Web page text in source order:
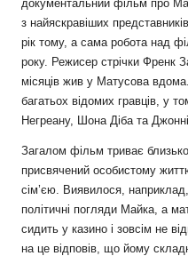
документальний фільм про
з найяскравіших
рік тому, а сама робота над
року. Режисер стрічки Френк
місяців жив у Матусова
багатьох відомих гравців, у
Негреану, Шона Діба та
Загалом фільм триває
присвячений особистому
сім’єю. Виявилося,
політичні погляди Майка, а
сидить у казино і зовсім не
на це відповів, що йому